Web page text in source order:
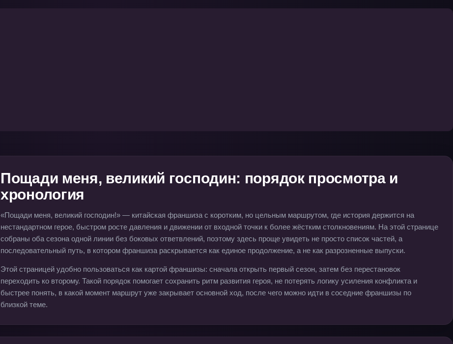
Пощади меня, великий господин: порядок просмотра и
хронология
«Пощади меня, великий господин!» — китайская франшиза с коротким, но цельным маршрутом, где история держится на
нестандартном герое, быстром росте давления и движении от входной точки к более жёстким столкновениям. На этой странице
собраны оба сезона одной линии без боковых ответвлений, поэтому здесь проще увидеть не просто список частей, а
последовательный путь, в котором франшиза раскрывается как единое продолжение, а не как разрозненные выпуски.
Этой страницей удобно пользоваться как картой франшизы: сначала открыть первый сезон, затем без перестановок
переходить ко второму. Такой порядок помогает сохранить ритм развития героя, не потерять логику усиления конфликта и
быстрее понять, в какой момент маршрут уже закрывает основной ход, после чего можно идти в соседние франшизы по
близкой теме.